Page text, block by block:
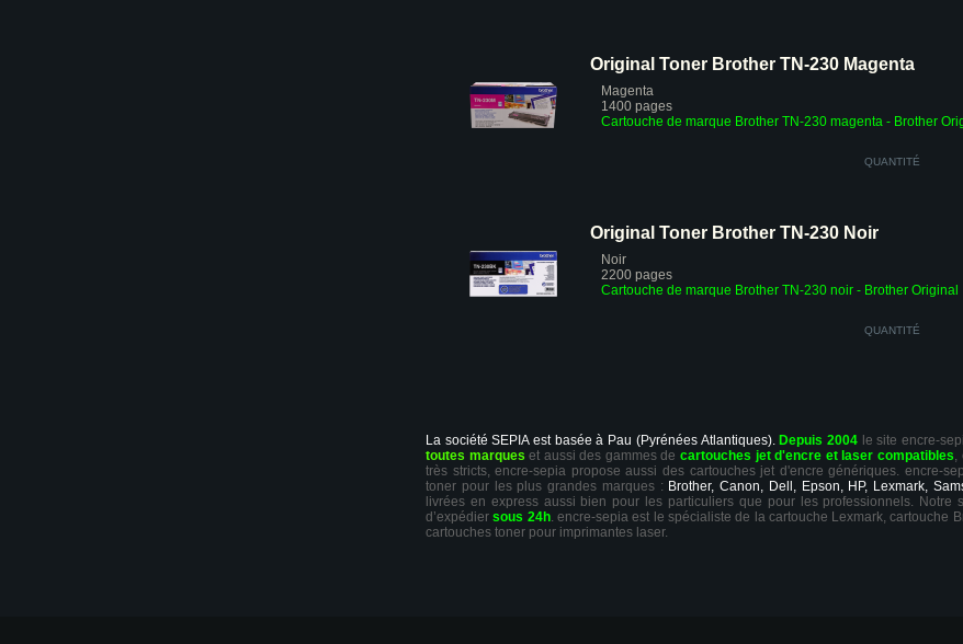
Original Toner Brother TN-230 Magenta
Magenta
1400 pages
Cartouche de marque Brother TN-230 magenta - Brother
QUANTITÉ
Original Toner Brother TN-230 Noir
Noir
2200 pages
Cartouche de marque Brother TN-230 noir - Brother Original
QUANTITÉ
La société SEPIA est basée à Pau (Pyrénées Atlantiques). Depuis 2004 le site encre-
toutes marques et aussi des gammes decartouches jet d'encre et laser compatibles,
très stricts, encre-sepia propose aussi des cartouches jet d'encre génériques. encre-
toner pour les plus grandes marques : Brother, Canon, Dell, Epson, HP, Lexmark,
livrées en express aussi bien pour les particuliers que pour les professionnels. Notre
d’expédiersous 24h. encre-sepia est le spécialiste de la cartouche Lexmark, cartouche
cartouches toner pour imprimantes laser.